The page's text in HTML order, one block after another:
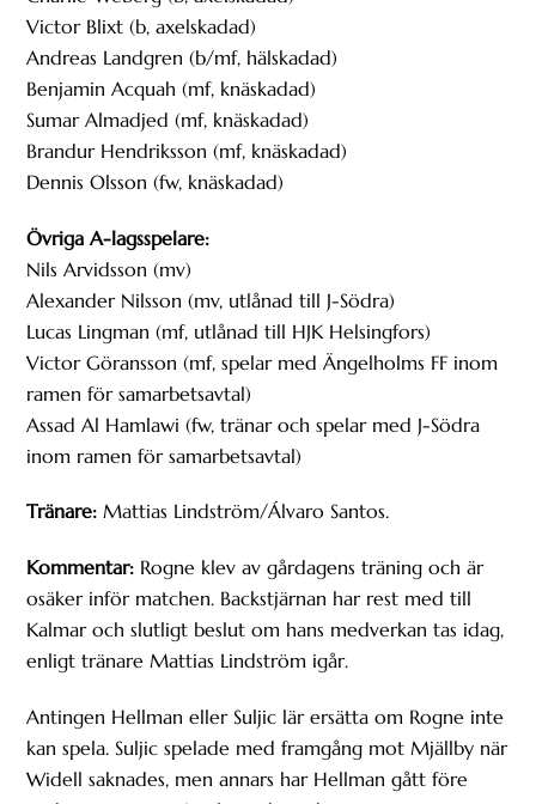
Victor Blixt (b, axelskadad)
Andreas Landgren (b/mf, hälskadad)
Benjamin Acquah (mf, knäskadad)
Sumar Almadjed (mf, knäskadad)
Brandur Hendriksson (mf, knäskadad)
Dennis Olsson (fw, knäskadad)
Övriga A-lagsspelare:
Nils Arvidsson (mv)
Alexander Nilsson (mv, utlånad till J-Södra)
Lucas Lingman (mf, utlånad till HJK Helsingfors)
Victor Göransson (mf, spelar med Ängelholms FF inom
ramen för samarbetsavtal)
Assad Al Hamlawi (fw, tränar och spelar med J-Södra
inom ramen för samarbetsavtal)
Tränare:Mattias Lindström/Álvaro Santos.
Kommentar: Rogne klev av gårdagens träning och är
osäker inför matchen. Backstjärnan har rest med till
Kalmar och slutligt beslut om hans medverkan tas idag,
enligt tränare Mattias Lindström igår.
Antingen Hellman eller Suljic lär ersätta om Rogne inte
kan spela. Suljic spelade med framgång mot Mjällby när
Widell saknades, men annars har Hellman gått före